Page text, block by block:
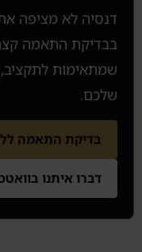
דנסיה לא מציפה
שמתאימות לתקציב,
שלכם.
בדיקת התאמה
דברו איתנו